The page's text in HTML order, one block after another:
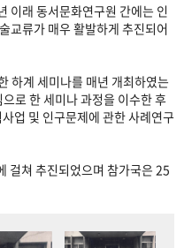
이래 동서문화연구원 간에는 인
교류가 매우 활발하게 추진되어
하계 세미나를 매년 개최하였는
로 한 세미나 과정을 이수한 후
업 및 인구문제에 관한 사례연구
걸쳐 추진되었으며 참가국은 25